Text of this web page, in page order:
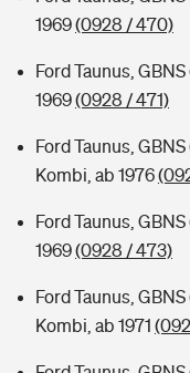
1969(0928 / 470)
Ford Taunus,
1969(0928 / 471)
Ford Taunus,
Kombi, ab 1976
Ford Taunus,
1969(0928 / 473)
Ford Taunus,
Kombi, ab 1971